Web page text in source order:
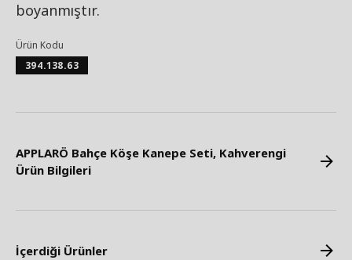
boyanmıştır.
Ürün Kodu
394.138.63
APPLARÖ Bahçe Köşe Kanepe Seti, Kahverengi
Ürün Bilgileri
İçerdiği Ürünler